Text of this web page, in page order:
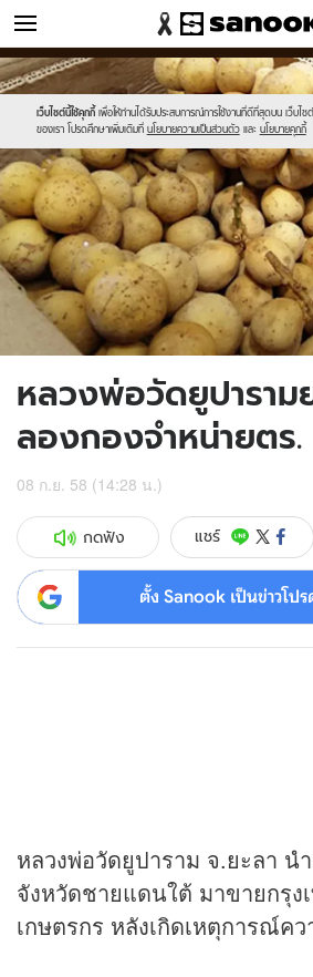
ข่าว
เว็บไซต์นี้ใช้คุกกี้ เพื่อให้ท่านได้รับประสบการณ์การใช้งานที่ดีที่สุดบน เว็บไซต์
ของเรา โปรดศึกษาเพิ่มเติมที่ นโยบายความเป็นส่วนตัว และ นโยบายคุกกี้
Sanook
//s.isanook.com/sr/0/images/logo-
new-
sanook.png
600
60
//s.isanook.com/ns/0/ud/372/1861910/
01.jpg
หลวงพ่อวัดยูปาราม
ลองกองจำหน่ายตร.
08 ก.ย. 58 (14:28 น.)
กดฟัง แชร์
ตั้ง Sanook เป็นข่าวโป
หลวงพ่อวัดยูปาราม จ.ยะลา น
จังหวัดชายแดนใต้ มาขายกรุง
เกษตรกร หลังเกิดเหตุการณ์ค